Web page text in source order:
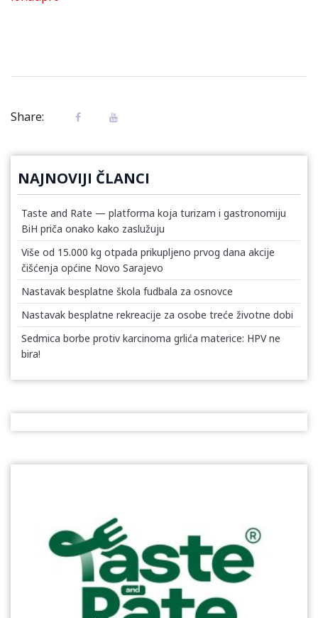
Share:
NAJNOVIJI ČLANCI
Taste and Rate — platforma koja turizam i gastronomiju
BiH priča onako kako zaslužuju
Više od 15.000 kg otpada prikupljeno prvog dana akcije
čišćenja općine Novo Sarajevo
Nastavak besplatne škola fudbala za osnovce
Nastavak besplatne rekreacije za osobe treće životne dobi
Sedmica borbe protiv karcinoma grlića materice: HPV ne
bira!